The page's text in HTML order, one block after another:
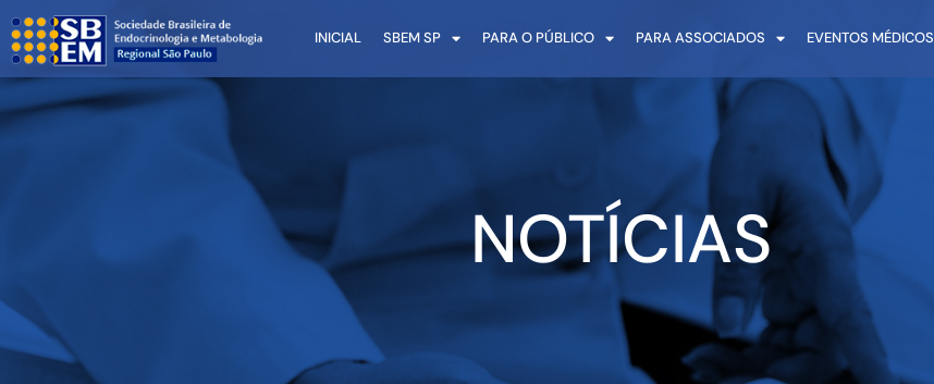
INICIAL SBEM SP PARA O PÚBLICO PARA ASSOCIADOS EVENTOS MÉDICOS
NOTÍCIAS